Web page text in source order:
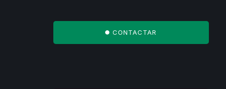
CONTACTAR